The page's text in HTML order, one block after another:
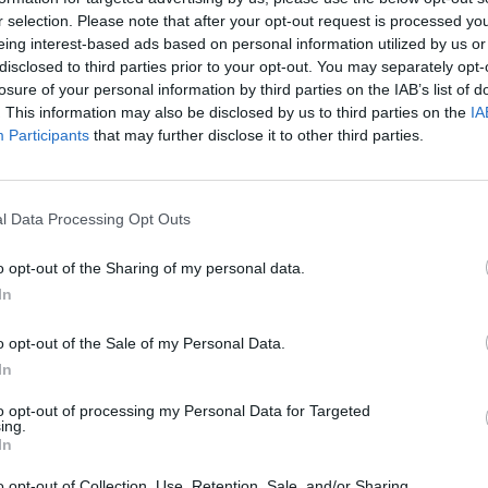
selection. Please note that after your opt-out request is processed
interest-based ads based on personal information utilized by us
to third parties prior to your opt-out. You may separately
of your personal information by third parties on the IAB’s list of
This information may also be disclosed by us to third parties on the
Participants that may further disclose it to other third parties.
Data Processing Opt Outs
opt-out of the Sharing of my personal data.
opt-out of the Sale of my Personal Data.
opt-out of processing my Personal Data for Targeted
τρία εργαστήρια
συμβούλους της ΔΥΠΑ, με τις
βιογραφικό;».
επιχειρηματικής ιδέας».
και να εγγραφούν στα εργαστήρια κατά
ομιλίες σχετικά με τις
που προσφέρουν οι Επαγγελματικές Σχολές
Μαθητείας (ΠΕΠΑΣ) και τα Ινστιτούτα